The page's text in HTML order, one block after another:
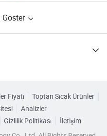
Göster
kapı Üreticiler
Fiyatı
Toptan Sıcak Ürünler
Analizler
Gizlilik Politikası
İletişim